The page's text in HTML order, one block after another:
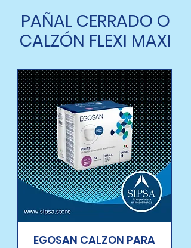
PAÑAL CERRADO O
CALZÓN FLEXI MAXI
EGOSAN CALZON PARA